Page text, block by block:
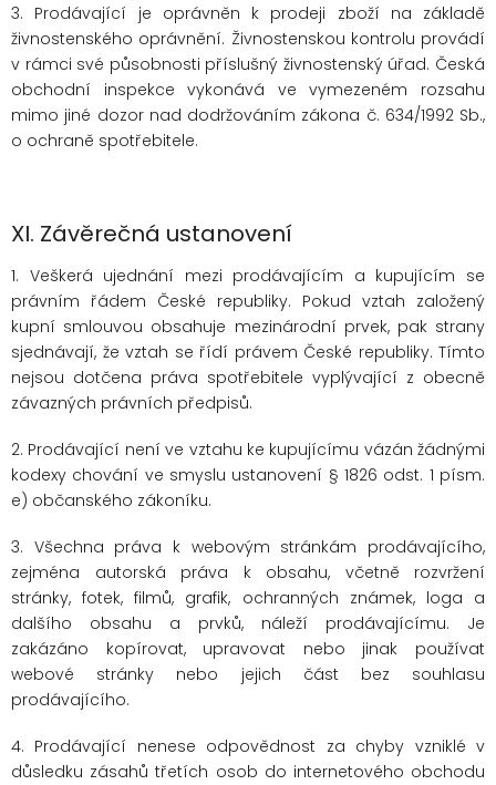
3. Prodávající je oprávněn k prodeji zboží na základě
živnostenského oprávnění. Živnostenskou kontrolu provádí
v rámci své působnosti příslušný živnostenský úřad. Česká
obchodní inspekce vykonává ve vymezeném rozsahu
mimo jiné dozor nad dodržováním zákona č. 634/1992 Sb.,
o ochraně spotřebitele.
XI. Závěrečná ustanovení
1. Veškerá ujednání mezi prodávajícím a kupujícím se
právním řádem České republiky. Pokud vztah založený
kupní smlouvou obsahuje mezinárodní prvek, pak strany
sjednávají, že vztah se řídí právem České republiky. Tímto
nejsou dotčena práva spotřebitele vyplývající z obecně
závazných právních předpisů.
2. Prodávající není ve vztahu ke kupujícímu vázán žádnými
kodexy chování ve smyslu ustanovení § 1826 odst. 1 písm.
e) občanského zákoníku.
3. Všechna práva k webovým stránkám prodávajícího,
zejména autorská práva k obsahu, včetně rozvržení
stránky, fotek, filmů, grafik, ochranných známek, loga a
dalšího obsahu a prvků, náleží prodávajícímu. Je
zakázáno kopírovat, upravovat nebo jinak používat
webové stránky nebo jejich část bez souhlasu
prodávajícího.
4. Prodávající nenese odpovědnost za chyby vzniklé v
důsledku zásahů třetích osob do internetového obchodu